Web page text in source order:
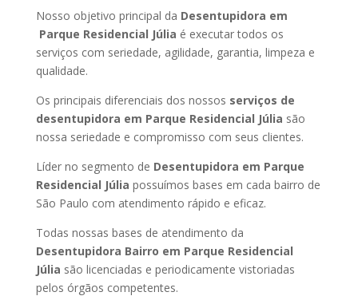
Nosso objetivo principal da Desentupidora em
Parque Residencial Júlia é executar todos os
serviços com seriedade, agilidade, garantia, limpeza e
qualidade.
Os principais diferenciais dos nossos serviços de
desentupidora em Parque Residencial Júlia são
nossa seriedade e compromisso com seus clientes.
Líder no segmento de Desentupidora em Parque
Residencial Júlia possuímos bases em cada bairro de
São Paulo com atendimento rápido e eficaz.
Todas nossas bases de atendimento da
Desentupidora Bairro em Parque Residencial
Júlia são licenciadas e periodicamente vistoriadas
pelos órgãos competentes.